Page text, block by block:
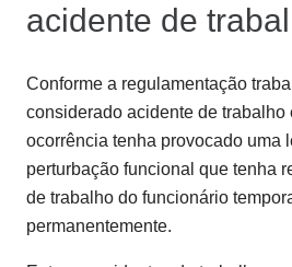
acidente de
Conforme a regulamentação
considerado acidente de trabalho
ocorrência tenha provocado uma
perturbação funcional que tenha
de trabalho do funcionário
permanentemente.